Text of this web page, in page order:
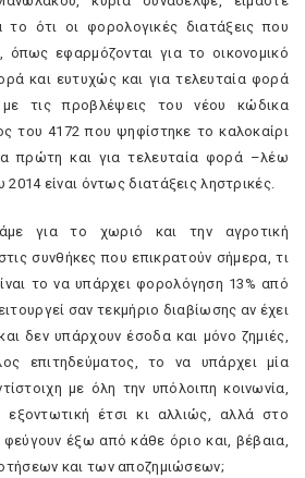
ότι οι φορολογικές διατάξεις που
εφαρμόζονται για το οικονομικό
και ευτυχώς και για τελευταία φορά
τις προβλέψεις του νέου κώδικα
του 4172 που ψηφίστηκε το καλοκαίρι
πρώτη και για τελευταία φορά –λέω
είναι όντως διατάξεις ληστρικές.
για το χωριό και την αγροτική
συνθήκες που επικρατούν σήμερα, τι
το να υπάρχει φορολόγηση 13% από
σαν τεκμήριο διαβίωσης αν έχει
δεν υπάρχουν έσοδα και μόνο ζημιές,
επιτηδεύματος, το να υπάρχει μία
με όλη την υπόλοιπη κοινωνία,
εξοντωτική έτσι κι αλλιώς, αλλά στο
έξω από κάθε όριο και, βέβαια,
και των αποζημιώσεων;